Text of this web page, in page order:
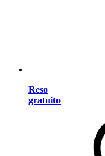
Reso
gratuito